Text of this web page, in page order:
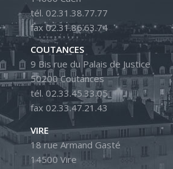
tél. 02.31.38.77.77
fax 02.31.86.63.74
COUTANCES
9 Bis rue du Palais de Justice
50200 Coutances
tél. 02.33.45.33.05
fax 02.33.47.21.43
VIRE
18 rue Armand Gasté
14500 Vire